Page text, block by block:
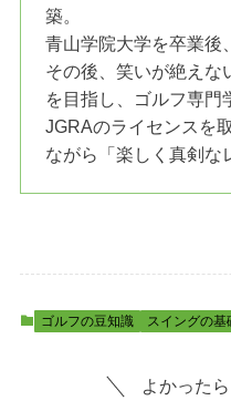
築。
青山学院大学を卒業後
その後、笑いが絶えな
を目指し、ゴルフ専門
JGRAのライセンスを
ながら「楽しく真剣な
ゴルフの豆知識 スイングの基
よかった